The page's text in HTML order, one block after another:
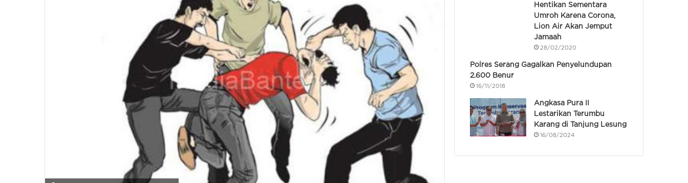
Hentikan Sementara
Umroh Karena Corona,
Lion Air Akan Jemput
Jamaah
28/02/2020
Polres Serang Gagalkan Penyelundupan
2.600 Benur
16/11/2018
Angkasa Pura II
Lestarikan Terumbu
Karang di Tanjung Lesung
16/08/2024